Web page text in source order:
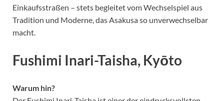
Einkaufsstraßen – stets begleitet vom Wechselspiel aus
Tradition und Moderne, das Asakusa so unverwechselbar
macht.
Fushimi Inari-Taisha, Kyōto
Warum hin?